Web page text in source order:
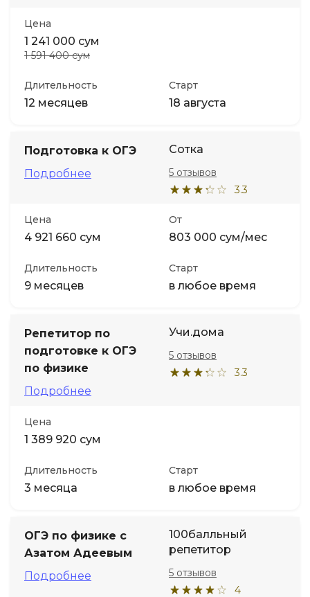
Цена
1 241 000 сум
1 591 400 сум
Длительность
12 месяцев
Старт
18 августа
Подготовка к ОГЭ
Подробнее
Сотка
3.3
5 отзывов
Цена
4 921 660 сум
От
803 000 сум/мес
Длительность
9 месяцев
Старт
в любое время
Репетитор по
подготовке к ОГЭ
по физике
Подробнее
Учи.дома
3.3
5 отзывов
Цена
1 389 920 сум
Длительность
3 месяца
Старт
в любое время
ОГЭ по физике с
Азатом Адеевым
Подробнее
100балльный
репетитор
4
5 отзывов